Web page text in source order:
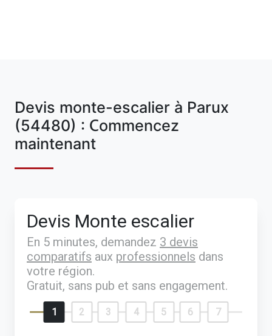
Devis monte-escalier à Parux
(54480) : Commencez
maintenant
Devis Monte escalier
En 5 minutes, demandez 3 devis
comparatifs aux professionnels dans
votre région.
Gratuit, sans pub et sans engagement.
1 2 3 4 5 6 7